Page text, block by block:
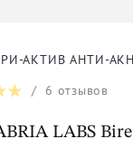
АКТИВ АНТИ-
/ 6 отзывов
LABS